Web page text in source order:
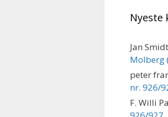
Jan
Molberg
peter
nr. 926/
F. Willi